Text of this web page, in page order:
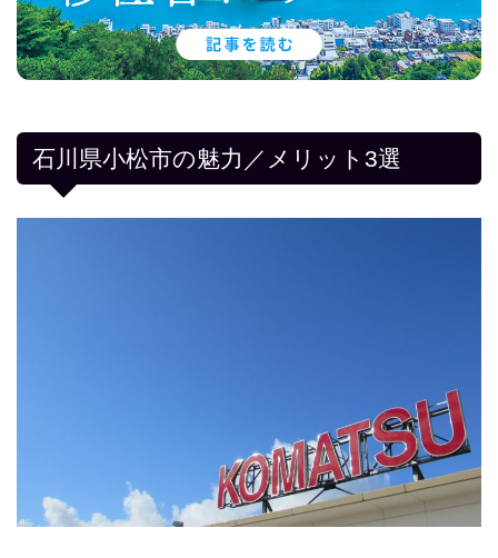
石川県小松市の魅力／メリット3選